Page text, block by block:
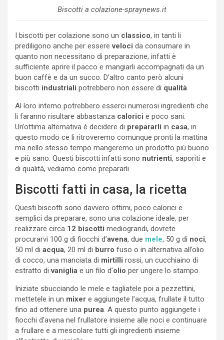
Biscotti a colazione-spraynews.it
I biscotti per colazione sono un classico, in tanti li
prediligono anche per essereveloci da consumare in
quanto non necessitano di preparazione, infatti è
sufficiente aprire il pacco e mangiarli accompagnati da un
buon caffè e da un succo. D’altro canto però alcuni
biscotti industriali potrebbero non essere di qualità.
Al loro interno potrebbero esserci numerosi ingredienti che
li faranno risultare abbastanza calorici e poco sani.
Un’ottima alternativa è decidere di prepararli in casa, in
questo modo ce li ritroveremo comunque pronti la mattina
ma nello stesso tempo mangeremo un prodotto più buono
e più sano. Questi biscotti infatti sono nutrienti, saporiti e
di qualità, vediamo come prepararli.
Biscotti fatti in casa, la ricetta
Questi biscotti sono davvero ottimi, poco calorici e
semplici da preparare, sono una colazione ideale, per
realizzare circa 12 biscotti mediograndi, dovrete
procurarvi 100 g di fiocchi d’avena, due mele, 50 g di noci,
50 ml di acqua, 20 ml di burro fuso o in alternativa all’olio
di cocco, una manciata di mirtilli rossi, un cucchiaino di
estratto divaniglia e un filo d’olio per ungere lo stampo.
Iniziate sbucciando le mele e tagliatele poi a pezzettini,
mettetele in un mixer e aggiungete l’acqua, frullate il tutto
fino ad ottenere una purea. A questo punto aggiungete i
fiocchi d’avena nel frullatore insieme alle noci e continuare
a frullare e a mescolare tutti gli ingredienti insieme